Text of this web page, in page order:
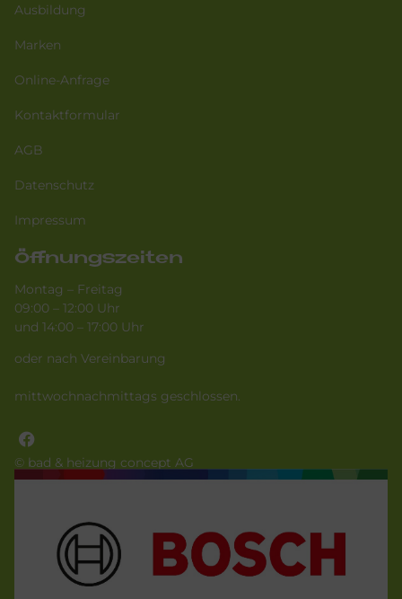
© bad & heizung concept AG
Ausbildung
Marken
Online-Anfrage
Kontaktformular
AGB
Datenschutz
Impressum
Öffnungszeiten
Montag – Freitag
09:00 – 12:00 Uhr
und 14:00 – 17:00 Uhr
oder nach Vereinbarung
mittwochnachmittags geschlossen.